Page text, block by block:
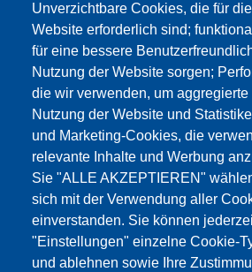
Unverzichtbare Cookies, die für
Website erforderlich sind;
für eine bessere
Nutzung der Website sorgen;
die wir verwenden, um
Nutzung der Website und
und Marketing-Cookies, die
relevante Inhalte und Werbung
Sie "ALLE AKZEPTIEREN"
sich mit der Verwendung aller
einverstanden. Sie können
"Einstellungen" einzelne Cookie-
und ablehnen sowie Ihre
Этот материал
файлы cookie Google Maps
НЕОБХОДИМО
ФАЙЛЫ COOKIE
Alle Cookies